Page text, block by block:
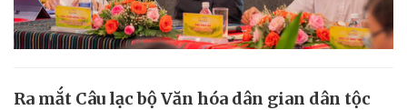
Ra mắt Câu lạc bộ Văn hóa dân gian dân tộc